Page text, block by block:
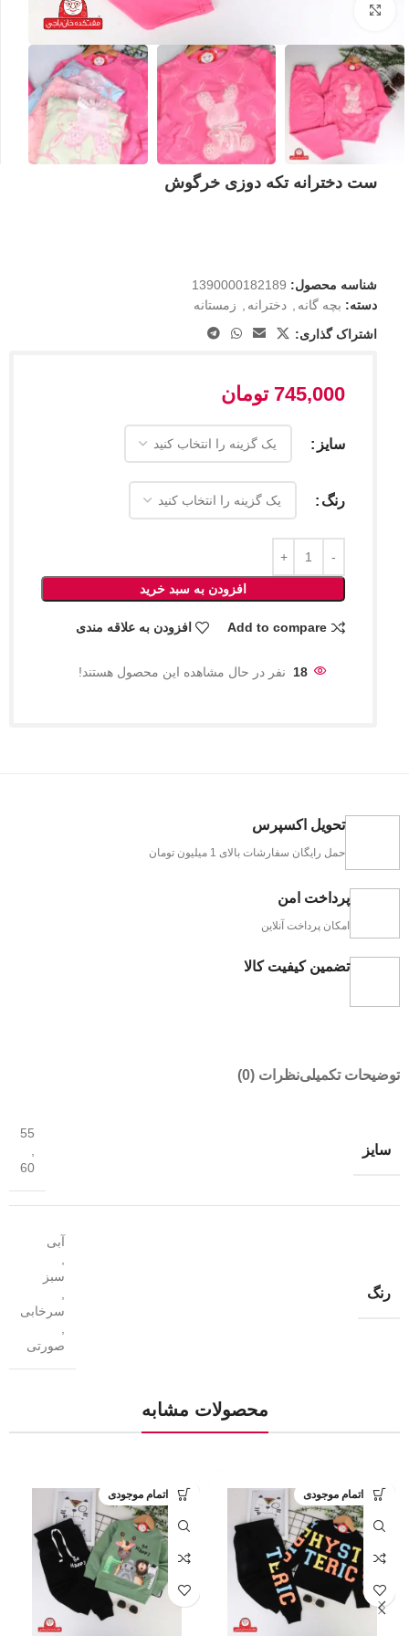
ست دخترانه تکه دوزی خرگوش
شناسه محصول: 1390000182189
دسته: بچه گانه دخترانه
زمستانه
اشتراک گذاری:
745,000 تومان
سایز
رنگ
افزودن به سبد خرید
Add to compare افزودن به علاقه مندی
18 نفر در حال مشاهده این محصول هستند!
تحویل اکسپرس
حمل رایگان سفارشات بالای 1 میلیون تومان
پرداخت امن
امکان پرداخت آنلاین
تضمین کیفیت کالا
توضیحات تکمیلینظرات (0)
سایز
55
60
رنگ
آبی
سبز
سرخابی
صورتی
محصولات مشابه
اتمام موجودی اتمام موجودی